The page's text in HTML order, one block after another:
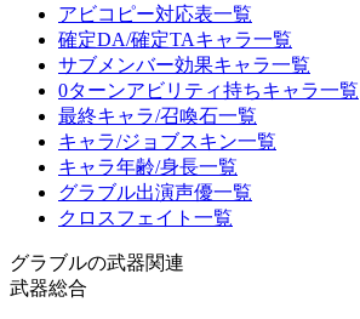
アビコピー対応表一覧
確定DA/確定TAキャラ一覧
サブメンバー効果キャラ一覧
0ターンアビリティ持ちキャラ一覧
最終キャラ/召喚石一覧
キャラ/ジョブスキン一覧
キャラ年齢/身長一覧
グラブル出演声優一覧
クロスフェイト一覧
グラブルの武器関連
武器総合